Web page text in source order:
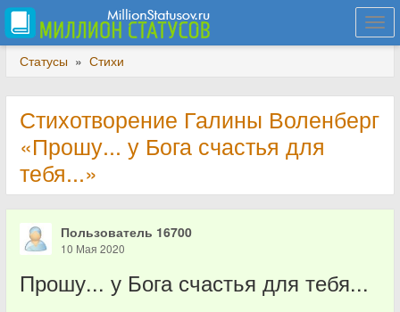
Статусы » Стихи
Стихотворение Галины Воленберг
«Прошу... у Бога счастья для
тебя...»
Пользователь 16700
10 Мая 2020
Прошу... у Бога счастья для тебя...